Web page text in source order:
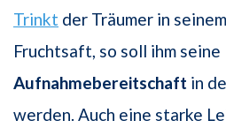
Trinkt der Träumer in
Fruchtsaft, so soll ihm seine
Aufnahmebereitschaft in
werden. Auch eine starke